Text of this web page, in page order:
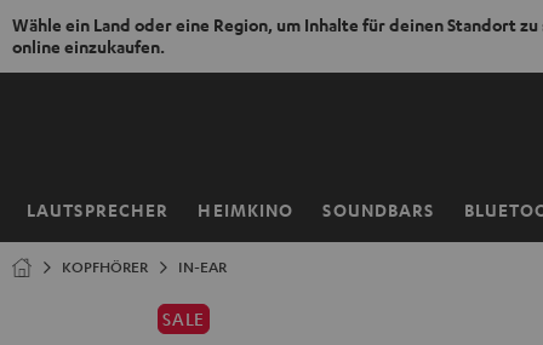
Wähle ein Land oder eine Region, um Inhalte für deinen Standort zu
online einzukaufen.
ZUM
LAUTSPRECHER HEIMKINO SOUNDBARS
Startseite
KOPFHÖRER IN-EAR
SALE